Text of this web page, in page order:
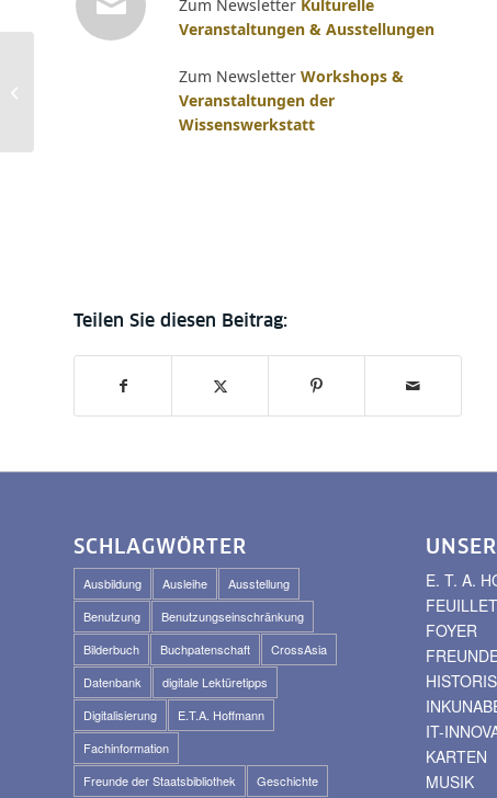
Zum Newsletter Kulturelle
Veranstaltungen & Ausstellungen
Zum Newsletter Workshops &
Veranstaltungen der
Wissenswerkstatt
SCHLAGWÖRTER
Ausbildung Ausleihe
Ausstellung
Benutzung
Benutzungseinschränkung
Bilderbuch
Buchpatenschaft
CrossAsia
Datenbank
digitale Lektüretipps
Digitalisierung
E.T.A. Hoffmann
Fachinformation
Freunde der Staatsbibliothek
Geschichte
E. T. A.
FOYER
IT-
KARTEN
MUSIK
Hoffmann (1776–2026)